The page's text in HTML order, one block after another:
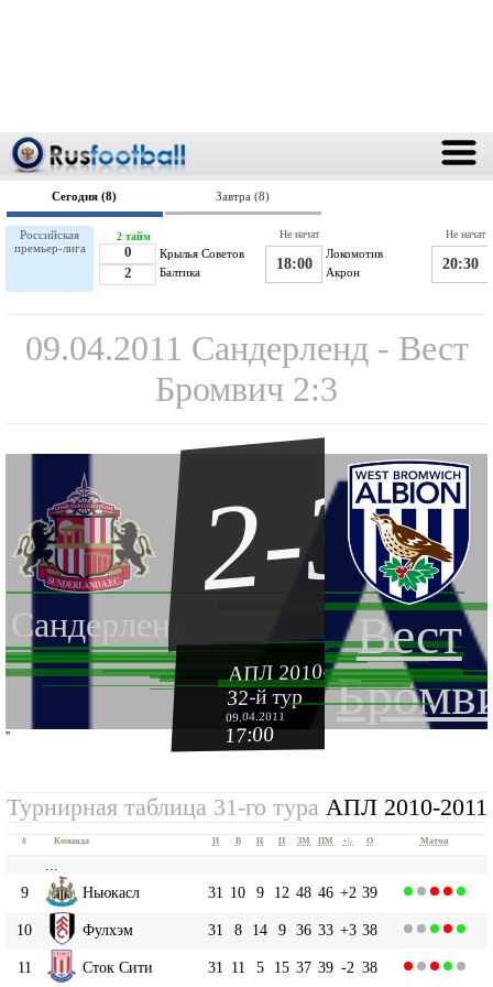
Сегодня (8) Завтра (8)
Российская
премьер-лига
Крылья Советов
0
2
Балтика
2 тайм
Локомотив
18:00 Акрон
Не начат
20:30
Не начат
09.04.2011 Сандерленд - Вест
Бромвич 2:3
Сандерленд
Вест
2-3
АПЛ 2010-2011
32-й тур
09.04.2011
17:00
''
Турнирная таблица 31-го тура АПЛ 2010-2011
# Команда И В Н П ЗМ ПМ +|- О Матчи
9
Ньюкасл 31 10 9 12 48 46 +2 39
10 Фулхэм 31 8 14 9 36 33 +3 38
11 Сток Сити 31 11 5 15 37 39 -2 38